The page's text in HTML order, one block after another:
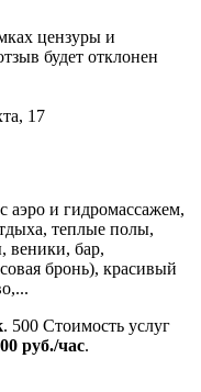
цензуры и
будет отклонен
17
аэро и гидромассажем,
теплые полы,
веники, бар,
бронь), красивый
. 500 Стоимость услуг
руб./час.